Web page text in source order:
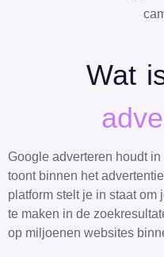
Wat
Google adverteren houdt
toont binnen het
platform stelt je in staat
te maken in de
op miljoenen websites